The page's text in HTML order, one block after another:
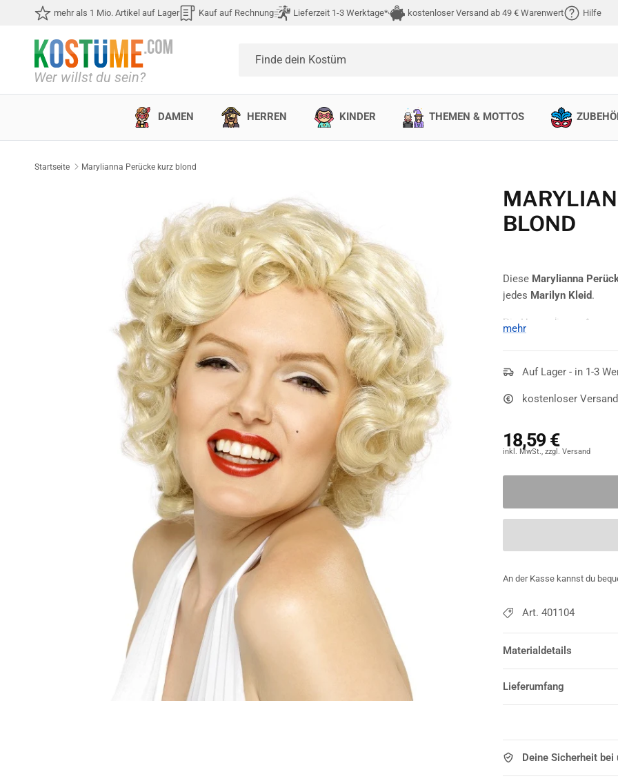
Direkt zum Inhaltmehr als 1 Mio. Artikel auf Lager Kauf auf Rechnung Lieferzeit 1-3 Werktage* kostenloser Versand ab 49 € Warenwert Hilfe
Finde dein Kostüm
DAMEN HERREN KINDER THEMEN & MOTTOS
Startseite Marylianna Perücke kurz blond
BLOND
Diese Marylianna
jedes Marilyn Kleid.
Die Haare dieses
Marilyn Monroe.
mehr
Auf Lager - in 1-3
kostenloser
18,59 €
An der Kasse kannst du
Art. 401104
Materialdetails
Lieferumfang
Deine Sicherheit bei